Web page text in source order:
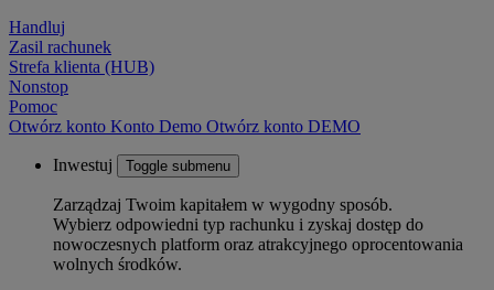
Handluj
Zasil rachunek
Strefa klienta (HUB)
Nonstop
Pomoc
Otwórz konto Konto Demo Otwórz konto DEMO
Inwestuj Toggle submenu
Zarządzaj Twoim kapitałem w wygodny sposób.
Wybierz odpowiedni typ rachunku i zyskaj dostęp do
nowoczesnych platform oraz atrakcyjnego oprocentowania
wolnych środków.